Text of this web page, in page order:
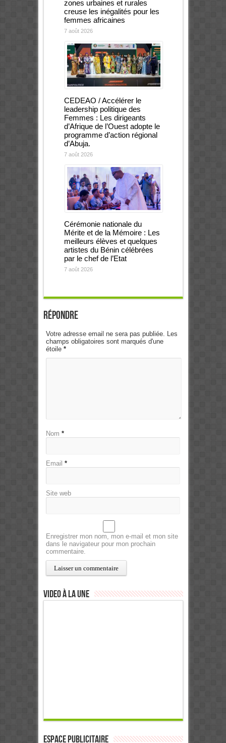
zones urbaines et rurales
creuse les inégalités pour les
femmes africaines
7 août 2026
CEDEAO / Accélérer le
leadership politique des
Femmes : Les dirigeants
d’Afrique de l’Ouest adopte le
programme d’action régional
d’Abuja.
7 août 2026
Cérémonie nationale du
Mérite et de la Mémoire : Les
meilleurs élèves et quelques
artistes du Bénin célébrées
par le chef de l’Etat
7 août 2026
Répondre
Votre adresse email ne sera pas publiée. Les
champs obligatoires sont marqués d'une
étoile *
Nom *
Email *
Site web
Enregistrer mon nom, mon e-mail et mon site
dans le navigateur pour mon prochain
commentaire.
Video à la Une
ESPACE PUBLICITAIRE